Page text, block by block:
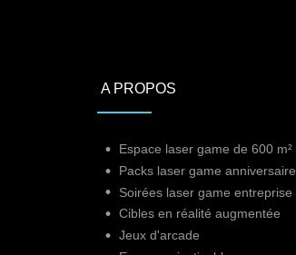
A PROPOS
Espace laser game de 600 m²
Packs laser game anniversaire
Soirées laser game entreprise
Cibles en réalité augmentée
Jeux d'arcade